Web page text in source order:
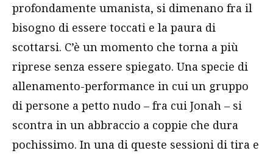
profondamente umanista, si dimenano fra il
bisogno di essere toccati e la paura di
scottarsi. C’è un momento che torna a più
riprese senza essere spiegato. Una specie di
allenamento-performance in cui un gruppo
di persone a petto nudo – fra cui Jonah – si
scontra in un abbraccio a coppie che dura
pochissimo. In una di queste sessioni di tira e